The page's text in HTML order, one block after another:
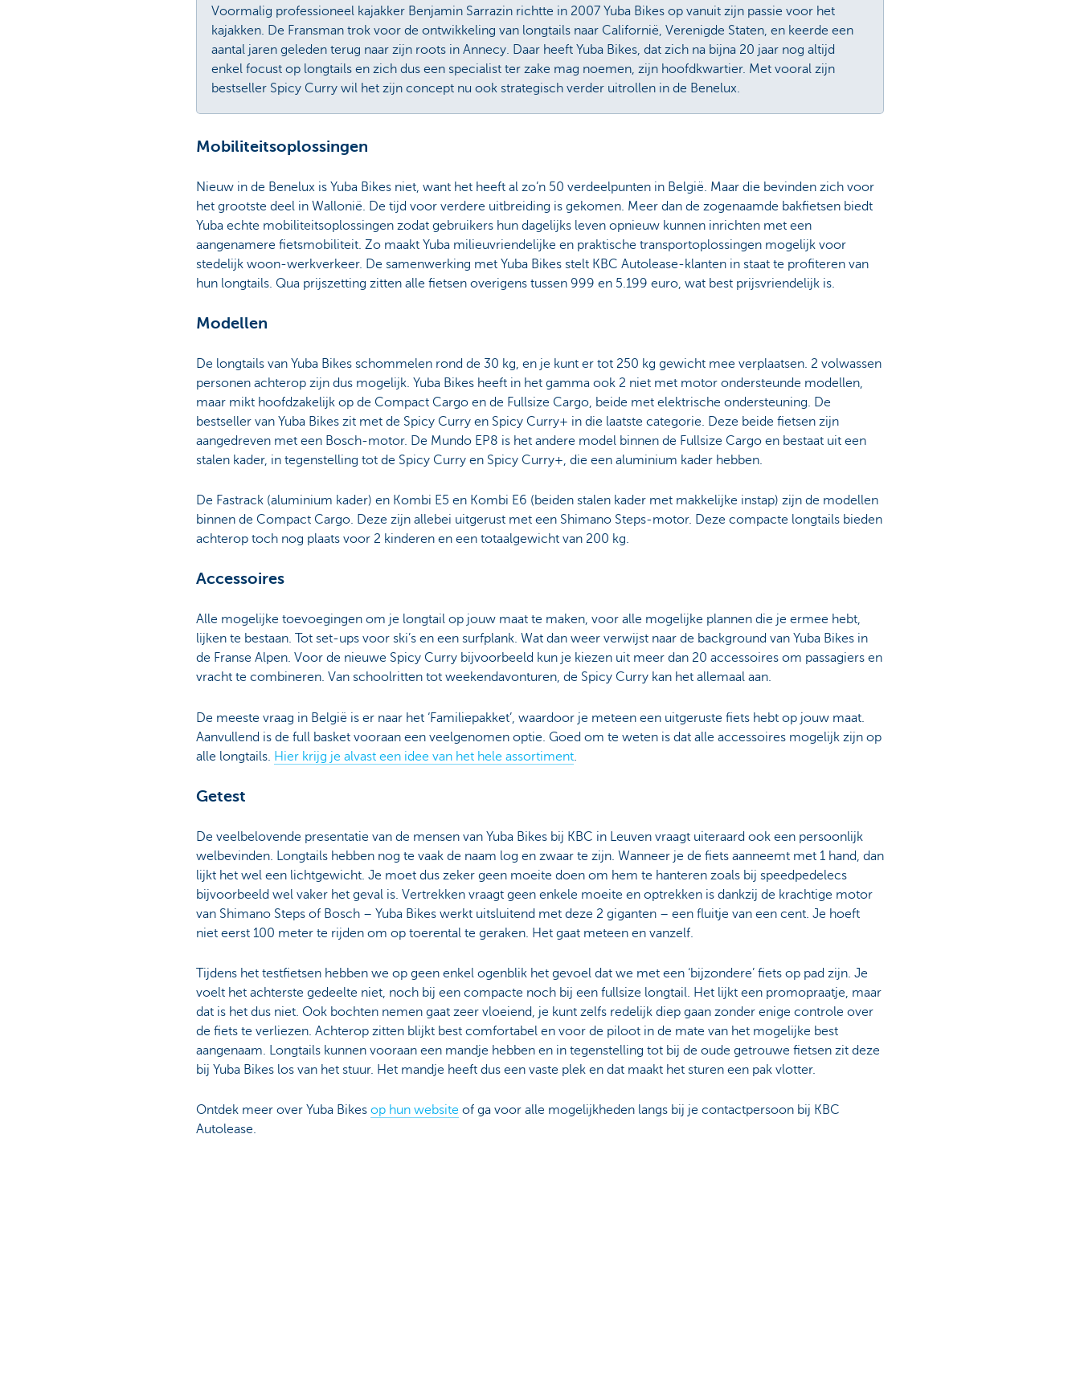
Voormalig professioneel kajakker Benjamin Sarrazin richtte in 2007 Yuba Bikes op vanuit zijn passie voor het
kajakken. De Fransman trok voor de ontwikkeling van longtails naar Californië, Verenigde Staten, en keerde een
aantal jaren geleden terug naar zijn roots in Annecy. Daar heeft Yuba Bikes, dat zich na bijna 20 jaar nog altijd
enkel focust op longtails en zich dus een specialist ter zake mag noemen, zijn hoofdkwartier. Met vooral zijn
bestseller Spicy Curry wil het zijn concept nu ook strategisch verder uitrollen in de Benelux.
Mobiliteitsoplossingen
Nieuw in de Benelux is Yuba Bikes niet, want het heeft al zo’n 50 verdeelpunten in België. Maar die bevinden zich voor
het grootste deel in Wallonië. De tijd voor verdere uitbreiding is gekomen. Meer dan de zogenaamde bakfietsen biedt
Yuba echte mobiliteitsoplossingen zodat gebruikers hun dagelijks leven opnieuw kunnen inrichten met een
aangenamere fietsmobiliteit. Zo maakt Yuba milieuvriendelijke en praktische transportoplossingen mogelijk voor
stedelijk woon-werkverkeer. De samenwerking met Yuba Bikes stelt KBC Autolease-klanten in staat te profiteren van
hun longtails. Qua prijszetting zitten alle fietsen overigens tussen 999 en 5.199 euro, wat best prijsvriendelijk is.
Modellen
De longtails van Yuba Bikes schommelen rond de 30 kg, en je kunt er tot 250 kg gewicht mee verplaatsen. 2 volwassen
personen achterop zijn dus mogelijk. Yuba Bikes heeft in het gamma ook 2 niet met motor ondersteunde modellen,
maar mikt hoofdzakelijk op de Compact Cargo en de Fullsize Cargo, beide met elektrische ondersteuning. De
bestseller van Yuba Bikes zit met de Spicy Curry en Spicy Curry+ in die laatste categorie. Deze beide fietsen zijn
aangedreven met een Bosch-motor. De Mundo EP8 is het andere model binnen de Fullsize Cargo en bestaat uit een
stalen kader, in tegenstelling tot de Spicy Curry en Spicy Curry+, die een aluminium kader hebben.
De Fastrack (aluminium kader) en Kombi E5 en Kombi E6 (beiden stalen kader met makkelijke instap) zijn de modellen
binnen de Compact Cargo. Deze zijn allebei uitgerust met een Shimano Steps-motor. Deze compacte longtails bieden
achterop toch nog plaats voor 2 kinderen en een totaalgewicht van 200 kg.
Accessoires
Alle mogelijke toevoegingen om je longtail op jouw maat te maken, voor alle mogelijke plannen die je ermee hebt,
lijken te bestaan. Tot set-ups voor ski’s en een surfplank. Wat dan weer verwijst naar de background van Yuba Bikes in
de Franse Alpen. Voor de nieuwe Spicy Curry bijvoorbeeld kun je kiezen uit meer dan 20 accessoires om passagiers en
vracht te combineren. Van schoolritten tot weekendavonturen, de Spicy Curry kan het allemaal aan.
De meeste vraag in België is er naar het ‘Familiepakket’, waardoor je meteen een uitgeruste fiets hebt op jouw maat.
Aanvullend is de full basket vooraan een veelgenomen optie. Goed om te weten is dat alle accessoires mogelijk zijn op
alle longtails. Hier krijg je alvast een idee van het hele assortiment
Getest
De veelbelovende presentatie van de mensen van Yuba Bikes bij KBC in Leuven vraagt uiteraard ook een persoonlijk
welbevinden. Longtails hebben nog te vaak de naam log en zwaar te zijn. Wanneer je de fiets aanneemt met 1 hand, dan
lijkt het wel een lichtgewicht. Je moet dus zeker geen moeite doen om hem te hanteren zoals bij speedpedelecs
bijvoorbeeld wel vaker het geval is. Vertrekken vraagt geen enkele moeite en optrekken is dankzij de krachtige motor
van Shimano Steps of Bosch – Yuba Bikes werkt uitsluitend met deze 2 giganten – een fluitje van een cent. Je hoeft
niet eerst 100 meter te rijden om op toerental te geraken. Het gaat meteen en vanzelf.
Tijdens het testfietsen hebben we op geen enkel ogenblik het gevoel dat we met een ‘bijzondere’ fiets op pad zijn. Je
voelt het achterste gedeelte niet, noch bij een compacte noch bij een fullsize longtail. Het lijkt een promopraatje, maar
dat is het dus niet. Ook bochten nemen gaat zeer vloeiend, je kunt zelfs redelijk diep gaan zonder enige controle over
de fiets te verliezen. Achterop zitten blijkt best comfortabel en voor de piloot in de mate van het mogelijke best
aangenaam. Longtails kunnen vooraan een mandje hebben en in tegenstelling tot bij de oude getrouwe fietsen zit deze
bij Yuba Bikes los van het stuur. Het mandje heeft dus een vaste plek en dat maakt het sturen een pak vlotter.
Ontdek meer over Yuba Bikes op hun website of ga voor alle mogelijkheden langs bij je contactpersoon bij KBC
Autolease.